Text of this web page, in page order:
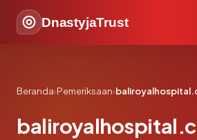
DnastyjaTrust
Beranda›Pemeriksaan›